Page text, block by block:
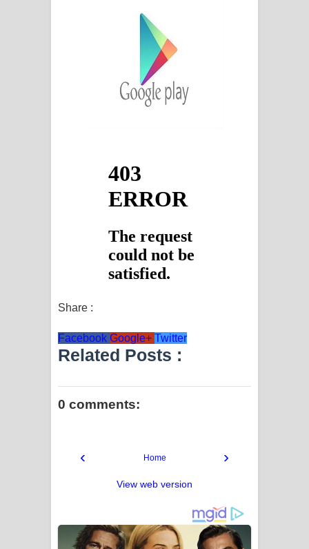
Share :
Facebook Google+ Twitter
Related Posts :
0 comments:
‹ ›
Home
View web version